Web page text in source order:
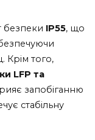
безпеки IP55, що
Крім того,
LFP та
запобіганню
стабільну